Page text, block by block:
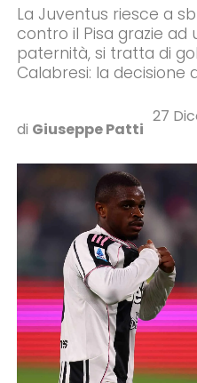
La Juventus riesce a
contro il Pisa grazie ad
paternità, si tratta di
Calabresi: la decisione
di Giuseppe Patti
27